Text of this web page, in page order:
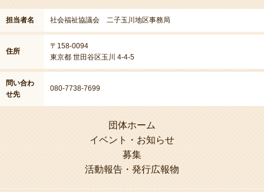
担当者名 社会福祉協議会 二子玉川地区事務局
住所
〒158-0094
東京都 世田谷区玉川 4-4-5
問い合わ
せ先
080-7738-7699
団体ホーム
イベント・お知らせ
募集
活動報告・発行広報物